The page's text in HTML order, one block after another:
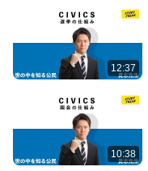
12:37
10:38